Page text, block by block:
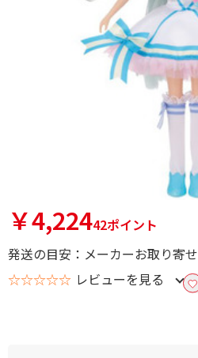
￥4,22442ポイント
発送の目安：メーカーお取り寄せ
☆☆☆☆☆ レビューを見る